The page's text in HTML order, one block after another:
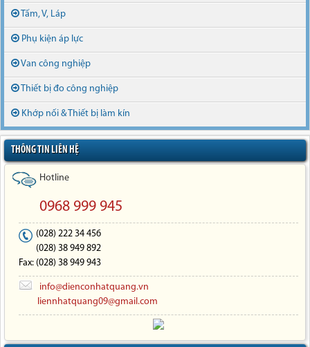
Tấm, V, Láp
Phụ kiện áp lực
Van công nghiệp
Thiết bị đo công nghiệp
Khớp nối & Thiết bị làm kín
THÔNG TIN LIÊN HỆ
Hotline
0968 999 945
(028) 222 34 456
(028) 38 949 892
Fax: (028) 38 949 943
info@dienconhatquang.vn
liennhatquang09@gmail.com